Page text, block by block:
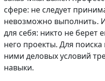
сфере: не следует
невозможно выполнить.
для себя: никто не берет
него проекты. Для поиска
ними деловых условий
навыки.